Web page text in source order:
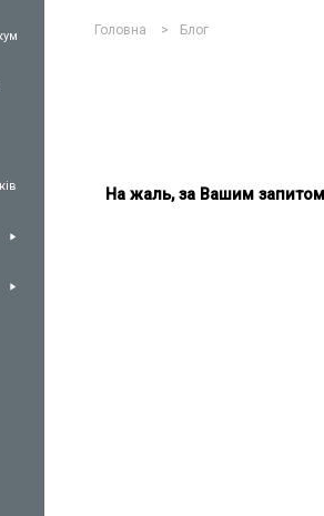
Головна > Блог
На жаль, за Вашим